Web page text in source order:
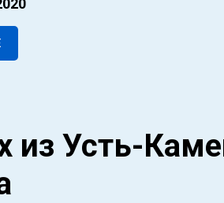
из Усть-